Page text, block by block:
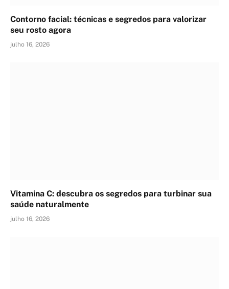
Contorno facial: técnicas e segredos para valorizar
seu rosto agora
julho 16, 2026
Vitamina C: descubra os segredos para turbinar sua
saúde naturalmente
julho 16, 2026